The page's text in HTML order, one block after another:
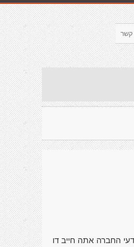
קשר
החברה אתה חייב דו